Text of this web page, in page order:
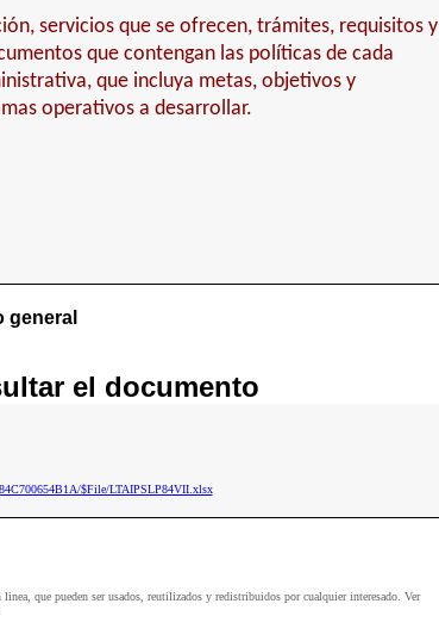
servicios que se ofrecen, trámites, requisitos y
que contengan las políticas de cada
que incluya metas, objetivos y
operativos a desarrollar.
general
el documento
$File/LTAIPSLP84VII.xlsx
que pueden ser usados, reutilizados y redistribuidos por cualquier interesado. Ver